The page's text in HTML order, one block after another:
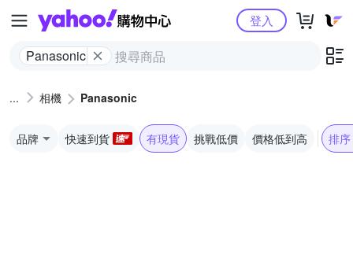
Yahoo購物中心
Panasonic
登入
相機 Panasonic
品牌 快速到貨 有現貨 挑戰低價 價格低到高 排序